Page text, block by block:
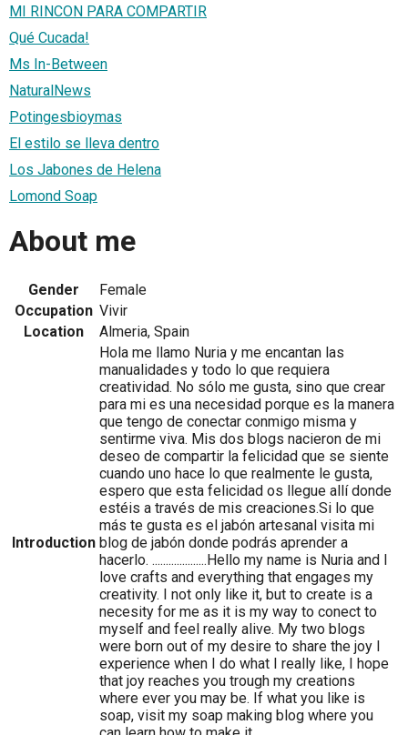
MI RINCON PARA COMPARTIR
Qué Cucada!
Ms In-Between
NaturalNews
Potingesbioymas
El estilo se lleva dentro
Los Jabones de Helena
Lomond Soap
About me
Gender
Female
Occupation Vivir
Location
Almeria, Spain
Introduction
Hola me llamo Nuria y me encantan las
manualidades y todo lo que requiera
creatividad. No sólo me gusta, sino que crear
para mi es una necesidad porque es la manera
que tengo de conectar conmigo misma y
sentirme viva. Mis dos blogs nacieron de mi
deseo de compartir la felicidad que se siente
cuando uno hace lo que realmente le gusta,
espero que esta felicidad os llegue allí donde
estéis a través de mis creaciones.Si lo que
más te gusta es el jabón artesanal visita mi
blog de jabón donde podrás aprender a
hacerlo. ....................Hello my name is Nuria and I
love crafts and everything that engages my
creativity. I not only like it, but to create is a
necesity for me as it is my way to conect to
myself and feel really alive. My two blogs
were born out of my desire to share the joy I
experience when I do what I really like, I hope
that joy reaches you trough my creations
where ever you may be. If what you like is
soap, visit my soap making blog where you